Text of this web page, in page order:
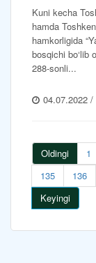
Kuni kecha
hamda
hamkorligida
bosqichi bo‘lib
288-sonli...
04.07.2022 /
Oldingi 1
135
136
Keyingi